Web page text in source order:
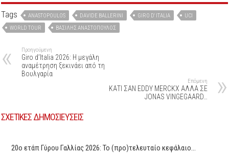
Tags ANASTOPOULOS DAVIDE BALLERINI GIRO D' ITALIA
UCI
WORLD TOUR
ΒΑΣΊΛΗΣ ΑΝΑΣΤΌΠΟΥΛΟΣ
Προηγούμενη
Giro d’Italia 2026: Η μεγάλη
αναμέτρηση ξεκινάει από τη
Βουλγαρία
Επόμενη
ΚΑΤΙ ΣΑΝ EDDY MERCKX ΑΛΛΑ ΣΕ
JONAS VINGEGAARD…
ΣΧΕΤΙΚΕΣ ΔΗΜΟΣΙΕΥΣΕΙΣ
20ο ετάπ Γύρου Γαλλίας 2026: Το (προ)τελευταίο κεφάλαιο…